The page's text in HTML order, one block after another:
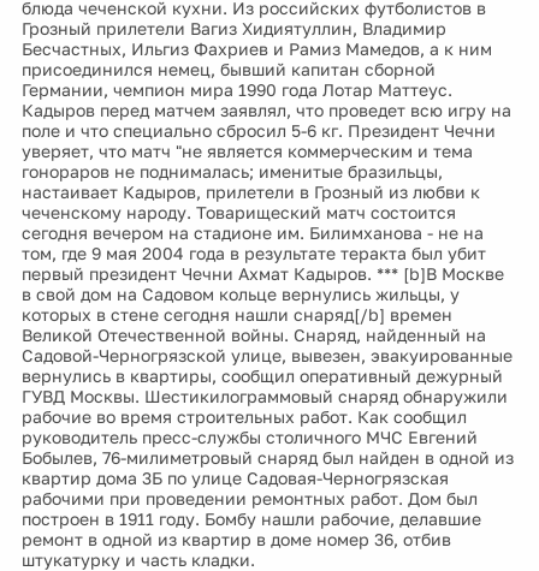
блюда чеченской кухни. Из российских футболистов в
Грозный прилетели Вагиз Хидиятуллин, Владимир
Бесчастных, Ильгиз Фахриев и Рамиз Мамедов, а к ним
присоединился немец, бывший капитан сборной
Германии, чемпион мира 1990 года Лотар Маттеус.
Кадыров перед матчем заявлял, что проведет всю игру на
поле и что специально сбросил 5-6 кг. Президент Чечни
уверяет, что матч "не является коммерческим и тема
гонораров не поднималась; именитые бразильцы,
настаивает Кадыров, прилетели в Грозный из любви к
чеченскому народу. Товарищеский матч состоится
сегодня вечером на стадионе им. Билимханова - не на
том, где 9 мая 2004 года в результате теракта был убит
первый президент Чечни Ахмат Кадыров. *** [b]В Москве
в свой дом на Садовом кольце вернулись жильцы, у
которых в стене сегодня нашли снаряд[/b] времен
Великой Отечественной войны. Снаряд, найденный на
Садовой-Черногрязской улице, вывезен, эвакуированные
вернулись в квартиры, сообщил оперативный дежурный
ГУВД Москвы. Шестикилограммовый снаряд обнаружили
рабочие во время строительных работ. Как сообщил
руководитель пресс-службы столичного МЧС Евгений
Бобылев, 76-милиметровый снаряд был найден в одной из
квартир дома 3Б по улице Садовая-Черногрязская
рабочими при проведении ремонтных работ. Дом был
построен в 1911 году. Бомбу нашли рабочие, делавшие
ремонт в одной из квартир в доме номер 36, отбив
штукатурку и часть кладки.